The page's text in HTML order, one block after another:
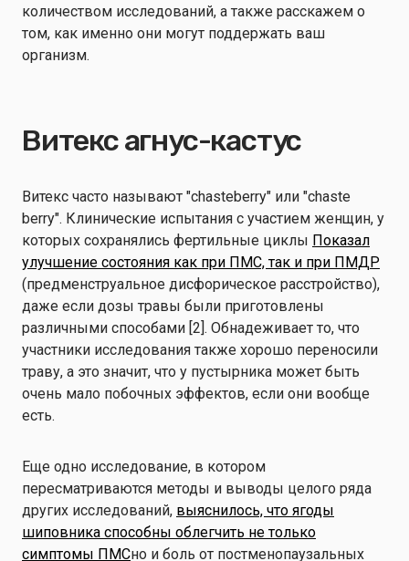
количеством исследований, а также расскажем о
том, как именно они могут поддержать ваш
организм.
Витекс агнус-кастус
Витекс часто называют "chasteberry" или "chaste
berry". Клинические испытания с участием женщин, у
которых сохранялись фертильные циклы Показал
улучшение состояния как при ПМС, так и при ПМДР
(предменструальное дисфорическое расстройство),
даже если дозы травы были приготовлены
различными способами [2]. Обнадеживает то, что
участники исследования также хорошо переносили
траву, а это значит, что у пустырника может быть
очень мало побочных эффектов, если они вообще
есть.
Еще одно исследование, в котором
пересматриваются методы и выводы целого ряда
других исследований, выяснилось, что ягоды
шиповника способны облегчить не только
симптомы ПМСно и боль от постменопаузальных